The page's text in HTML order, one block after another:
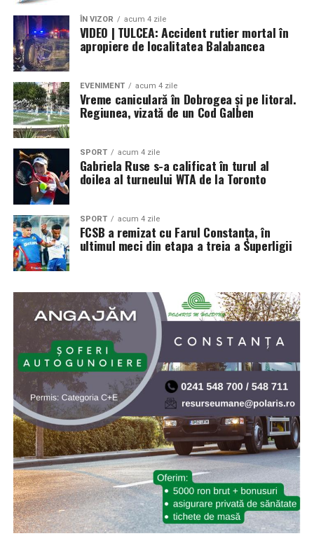
ÎN VIZOR acum 4 zile
VIDEO | TULCEA: Accident rutier mortal în
apropiere de localitatea Balabancea
EVENIMENT acum 4 zile
Vreme caniculară în Dobrogea și pe litoral.
Regiunea, vizată de un Cod Galben
SPORT acum 4 zile
Gabriela Ruse s-a calificat în turul al
doilea al turneului WTA de la Toronto
SPORT acum 4 zile
FCSB a remizat cu Farul Constanța, în
ultimul meci din etapa a treia a Superligii